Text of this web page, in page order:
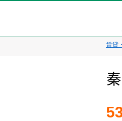
賃貸